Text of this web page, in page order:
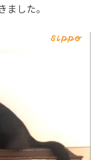
した。